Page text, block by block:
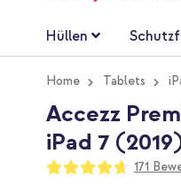
Hüllen
Home Tablets
Accezz
iPad 7
Bewertung:
93
100
171